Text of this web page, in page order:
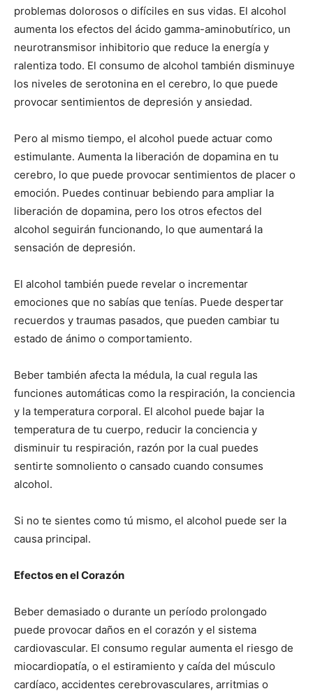
problemas dolorosos o difíciles en sus vidas. El alcohol
aumenta los efectos del ácido gamma-aminobutírico, un
neurotransmisor inhibitorio que reduce la energía y
ralentiza todo. El consumo de alcohol también disminuye
los niveles de serotonina en el cerebro, lo que puede
provocar sentimientos de depresión y ansiedad.
Pero al mismo tiempo, el alcohol puede actuar como
estimulante. Aumenta la liberación de dopamina en tu
cerebro, lo que puede provocar sentimientos de placer o
emoción. Puedes continuar bebiendo para ampliar la
liberación de dopamina, pero los otros efectos del
alcohol seguirán funcionando, lo que aumentará la
sensación de depresión.
El alcohol también puede revelar o incrementar
emociones que no sabías que tenías. Puede despertar
recuerdos y traumas pasados, que pueden cambiar tu
estado de ánimo o comportamiento.
Beber también afecta la médula, la cual regula las
funciones automáticas como la respiración, la conciencia
y la temperatura corporal. El alcohol puede bajar la
temperatura de tu cuerpo, reducir la conciencia y
disminuir tu respiración, razón por la cual puedes
sentirte somnoliento o cansado cuando consumes
alcohol.
Si no te sientes como tú mismo, el alcohol puede ser la
causa principal.
Efectos en el Corazón
Beber demasiado o durante un período prolongado
puede provocar daños en el corazón y el sistema
cardiovascular. El consumo regular aumenta el riesgo de
miocardiopatía, o el estiramiento y caída del músculo
cardíaco, accidentes cerebrovasculares, arritmias o